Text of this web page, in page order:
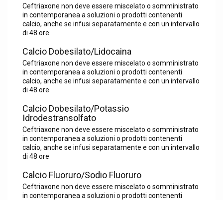
Ceftriaxone non deve essere miscelato o somministrato
in contemporanea a soluzioni o prodotti contenenti
calcio, anche se infusi separatamente e con un intervallo
di 48 ore
Calcio Dobesilato/Lidocaina
Ceftriaxone non deve essere miscelato o somministrato
in contemporanea a soluzioni o prodotti contenenti
calcio, anche se infusi separatamente e con un intervallo
di 48 ore
Calcio Dobesilato/Potassio
Idrodestransolfato
Ceftriaxone non deve essere miscelato o somministrato
in contemporanea a soluzioni o prodotti contenenti
calcio, anche se infusi separatamente e con un intervallo
di 48 ore
Calcio Fluoruro/Sodio Fluoruro
Ceftriaxone non deve essere miscelato o somministrato
in contemporanea a soluzioni o prodotti contenenti